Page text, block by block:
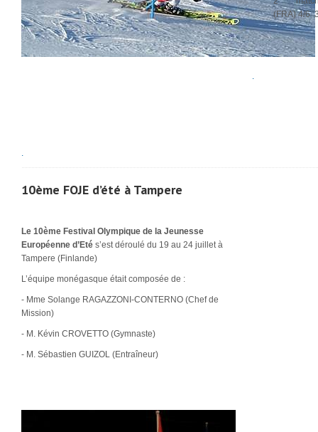
.
(FRA) 4/6
.
10ème FOJE d’été à Tampere
Le 10ème Festival Olympique de la Jeunesse
Européenne d’Eté s’est déroulé du 19 au 24 juillet à
Tampere (Finlande)
L’équipe monégasque était composée de :
- Mme Solange RAGAZZONI-CONTERNO (Chef de
Mission)
- M. Kévin CROVETTO (Gymnaste)
- M. Sébastien GUIZOL (Entraîneur)